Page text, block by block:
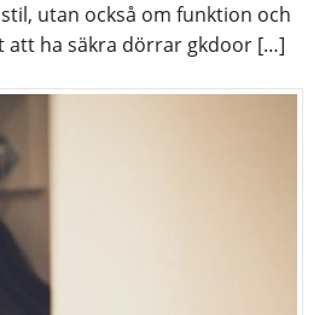
utan också om funktion och
att ha säkra dörrar gkdoor […]